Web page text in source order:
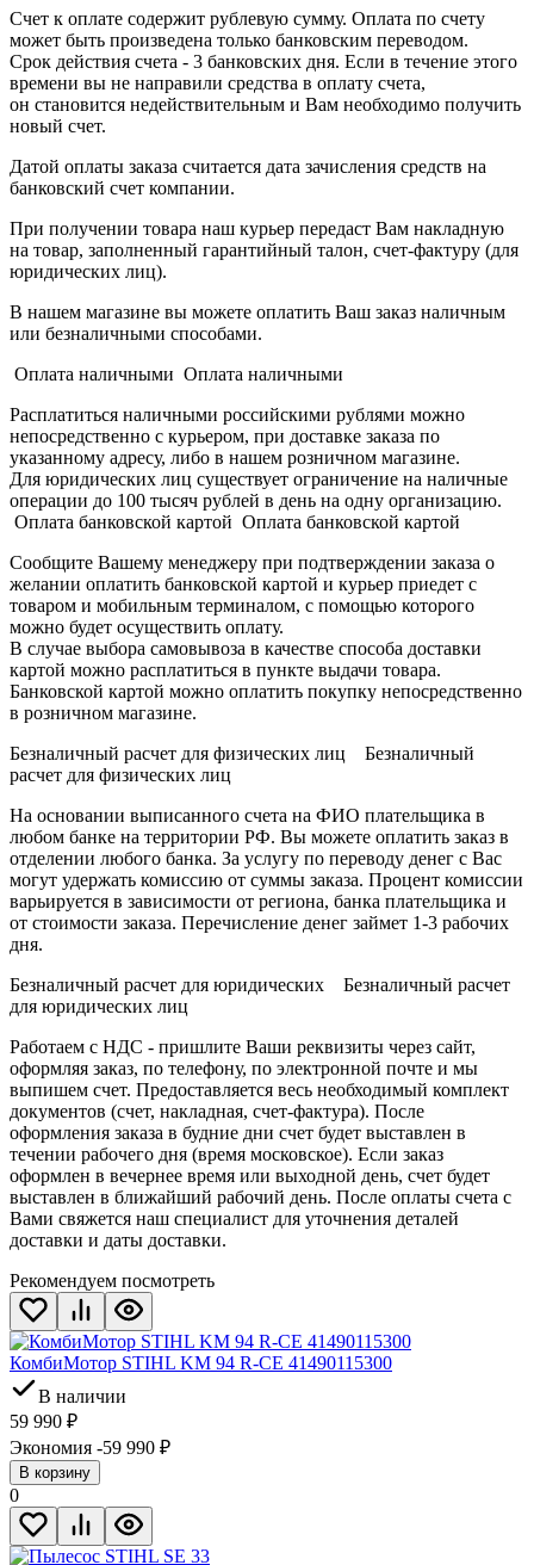
Счет к оплате содержит рублевую сумму. Оплата по счету
может быть произведена только банковским переводом.
Срок действия счета - 3 банковских дня. Если в течение этого
времени вы не направили средства в оплату счета,
он становится недействительным и Вам необходимо получить
новый счет.
Датой оплаты заказа считается дата зачисления средств на
банковский счет компании.
При получении товара наш курьер передаст Вам накладную
на товар, заполненный гарантийный талон, счет-фактуру (для
юридических лиц).
В нашем магазине вы можете оплатить Ваш заказ наличным
или безналичными способами.
Оплата наличными Оплата наличными
Расплатиться наличными российскими рублями можно
непосредственно с курьером, при доставке заказа по
указанному адресу, либо в нашем розничном магазине.
Для юридических лиц существует ограничение на наличные
операции до 100 тысяч рублей в день на одну организацию.
Оплата банковской картой Оплата банковской картой
Сообщите Вашему менеджеру при подтверждении заказа о
желании оплатить банковской картой и курьер приедет с
товаром и мобильным терминалом, с помощью которого
можно будет осуществить оплату.
В случае выбора самовывоза в качестве способа доставки
картой можно расплатиться в пункте выдачи товара.
Банковской картой можно оплатить покупку непосредственно
в розничном магазине.
Безналичный расчет для физических лиц Безналичный
расчет для физических лиц
На основании выписанного счета на ФИО плательщика в
любом банке на территории РФ. Вы можете оплатить заказ в
отделении любого банка. За услугу по переводу денег с Вас
могут удержать комиссию от суммы заказа. Процент комиссии
варьируется в зависимости от региона, банка плательщика и
от стоимости заказа. Перечисление денег займет 1-3 рабочих
дня.
Безналичный расчет для юридических Безналичный расчет
для юридических лиц
Работаем с НДС - пришлите Ваши реквизиты через сайт,
оформляя заказ, по телефону, по электронной почте и мы
выпишем счет. Предоставляется весь необходимый комплект
документов (счет, накладная, счет-фактура). После
оформления заказа в будние дни счет будет выставлен в
течении рабочего дня (время московское). Если заказ
оформлен в вечернее время или выходной день, счет будет
выставлен в ближайший рабочий день. После оплаты счета с
Вами свяжется наш специалист для уточнения деталей
доставки и даты доставки.
Рекомендуем посмотреть
КомбиМотор STIHL KM 94 R-CE 41490115300
В наличии
59 990 ₽
Экономия -59 990 ₽
В корзину
0